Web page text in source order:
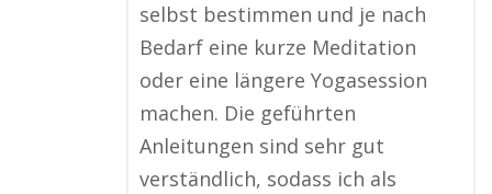
selbst bestimmen und je nach
Bedarf eine kurze Meditation
oder eine längere Yogasession
machen. Die geführten
Anleitungen sind sehr gut
verständlich, sodass ich als